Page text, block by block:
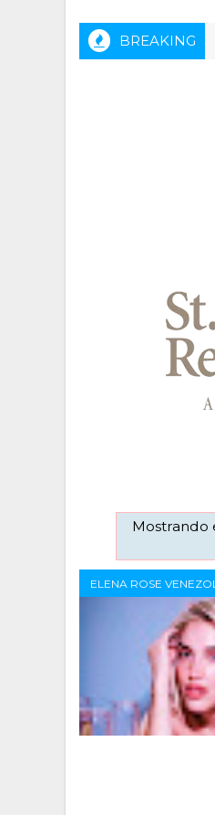
BREAKING
Mostrando
ELENA ROSE